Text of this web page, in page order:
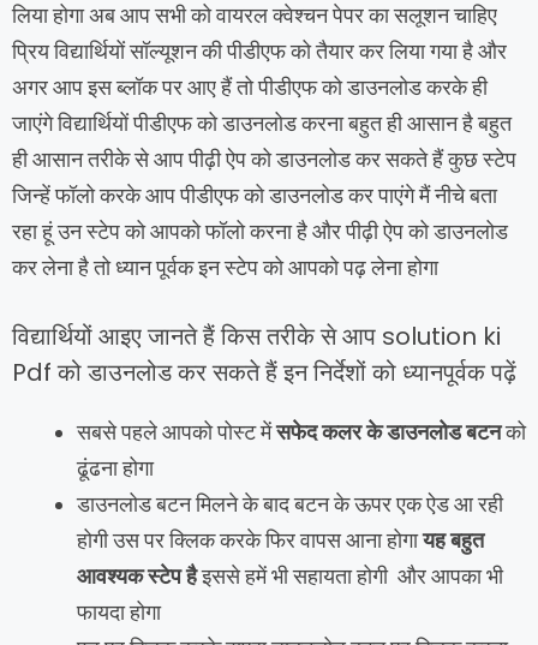
लिया होगा अब आप सभी को वायरल क्वेश्चन पेपर का सलूशन चाहिए
प्रिय विद्यार्थियों सॉल्यूशन की पीडीएफ को तैयार कर लिया गया है और
अगर आप इस ब्लॉक पर आए हैं तो पीडीएफ को डाउनलोड करके ही
जाएंगे विद्यार्थियों पीडीएफ को डाउनलोड करना बहुत ही आसान है बहुत
ही आसान तरीके से आप पीढ़ी ऐप को डाउनलोड कर सकते हैं कुछ स्टेप
जिन्हें फॉलो करके आप पीडीएफ को डाउनलोड कर पाएंगे मैं नीचे बता
रहा हूं उन स्टेप को आपको फॉलो करना है और पीढ़ी ऐप को डाउनलोड
कर लेना है तो ध्यान पूर्वक इन स्टेप को आपको पढ़ लेना होगा
विद्यार्थियों आइए जानते हैं किस तरीके से आप solution ki
Pdf को डाउनलोड कर सकते हैं इन निर्देशों को ध्यानपूर्वक पढ़ें
सबसे पहले आपको पोस्ट मेंसफेद कलर के डाउनलोड बटनको
ढूंढना होगा
डाउनलोड बटन मिलने के बाद बटन के ऊपर एक ऐड आ रही
होगी उस पर क्लिक करके फिर वापस आना होगायह बहुत
आवश्यक स्टेप हैइससे हमें भी सहायता होगी और आपका भी
फायदा होगा